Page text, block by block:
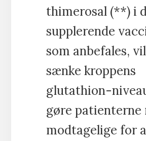
thimerosal (**) i
supplerende
som anbefales, vil
sænke kroppens
glutathion-
gøre patienterne
modtagelige for